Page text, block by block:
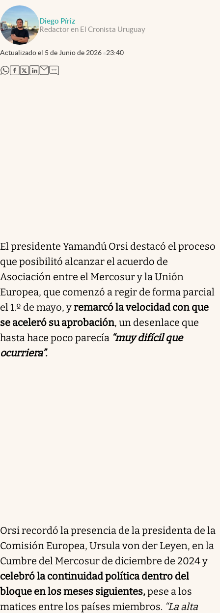
Diego Píriz
Redactor en El Cronista Uruguay
Actualizado el 5 de Junio de 2026 23:40
abre en nueva pestaña
abre en nueva pestaña
abre en nueva pestaña
abre en nueva pestaña
El presidente Yamandú Orsi destacó el proceso
que posibilitó alcanzar el acuerdo de
Asociación entre el Mercosur y la Unión
Europea, que comenzó a regir de forma parcial
el 1.º de mayo, yremarcó la velocidad con que
se aceleró su aprobación, un desenlace que
hasta hace poco parecía “muy difícil que
ocurriera”.
Orsi recordó la presencia de la presidenta de la
Comisión Europea, Ursula von der Leyen, en la
Cumbre del Mercosur de diciembre de 2024 y
celebró la continuidad política dentro del
bloque en los meses siguientes,pese a los
matices entre los países miembros. “La alta